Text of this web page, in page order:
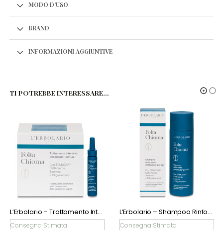
MODO D'USO
BRAND
INFORMAZIONI AGGIUNTIVE
TI POTREBBE INTERESSARE…
L’Erbolario – Shampoo Rinforzante Anticaduta* per Lui Folta Chioma
Consegna Stimata
L’Erbolario – Shampoo Fortificante Anticaduta* per Lei Folta Chioma
Consegna Stimata